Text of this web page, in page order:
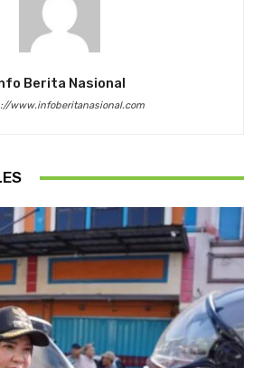
Berita Nasional
www.infoberitanasional.com